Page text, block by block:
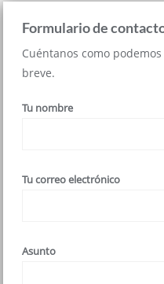
Formulario de
Cuéntanos como
breve.
Tu nombre
Tu correo electrónico
Asunto